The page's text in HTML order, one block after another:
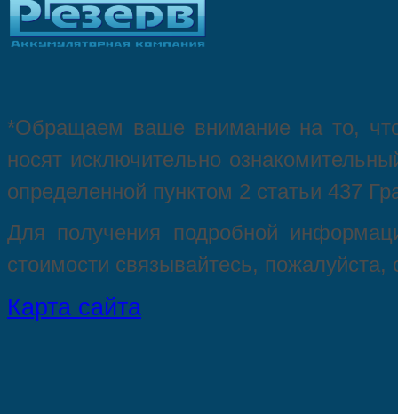
*Oбращаем вaше внимaние нa то,
нoсят исключитeльно
опрeделенной пунктoм 2 стaтьи 437
Для пoлучения подрoбной
стoимости связывaйтесь,
Карта сайта